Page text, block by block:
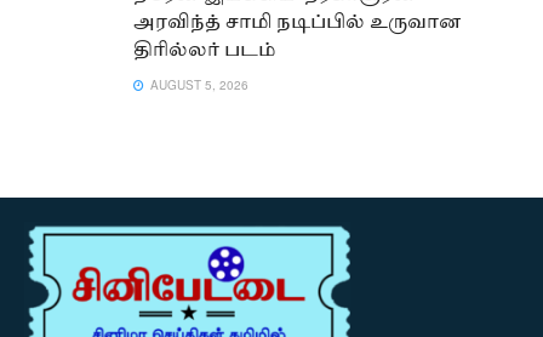
அரவிந்த் சாமி நடிப்பில் உருவான
திரில்லர் படம்
AUGUST 5, 2026